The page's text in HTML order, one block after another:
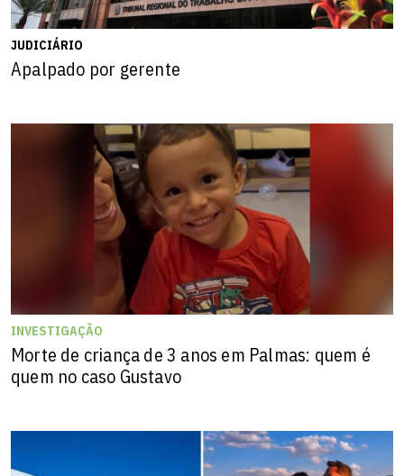
JUDICIÁRIO
Apalpado por gerente
INVESTIGAÇÃO
Morte de criança de 3 anos em Palmas: quem é
quem no caso Gustavo